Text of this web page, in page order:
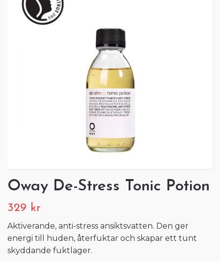
Oway De-Stress Tonic Potion
329 kr
Aktiverande, anti-stress ansiktsvatten. Den ger
energi till huden, återfuktar och skapar ett tunt
skyddande fuktlager.